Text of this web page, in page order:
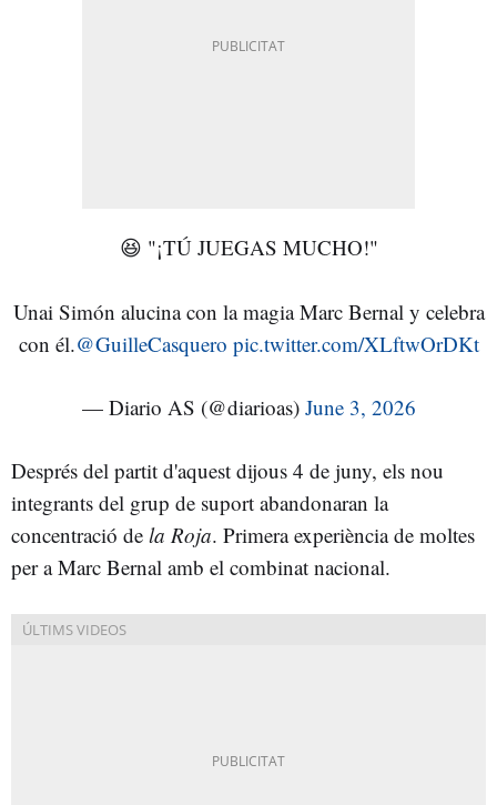
😆 "¡TÚ JUEGAS MUCHO!"
Unai Simón alucina con la magia Marc Bernal y celebra
con él.@GuilleCasquero pic.twitter.com/XLftwOrDKt
— Diario AS (@diarioas) June 3, 2026
Després del partit d'aquest dijous 4 de juny, els nou
integrants del grup de suport abandonaran la
concentració de la Roja. Primera experiència de moltes
per a Marc Bernal amb el combinat nacional.